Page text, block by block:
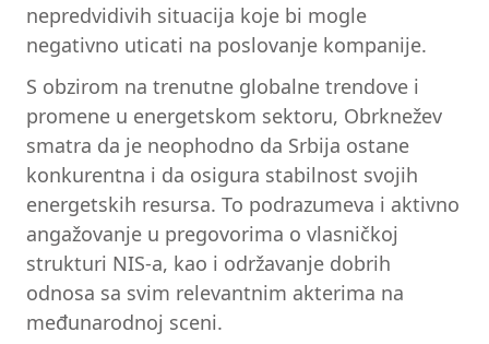
nepredvidivih situacija koje bi mogle
negativno uticati na poslovanje kompanije.
S obzirom na trenutne globalne trendove i
promene u energetskom sektoru, Obrknežev
smatra da je neophodno da Srbija ostane
konkurentna i da osigura stabilnost svojih
energetskih resursa. To podrazumeva i aktivno
angažovanje u pregovorima o vlasničkoj
strukturi NIS-a, kao i održavanje dobrih
odnosa sa svim relevantnim akterima na
međunarodnoj sceni.